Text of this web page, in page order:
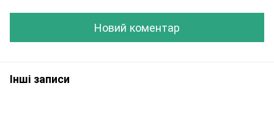
Новий коментар
Інші записи